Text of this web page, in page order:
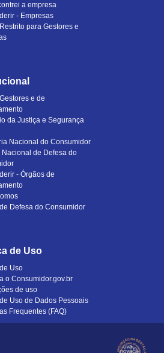
a empresa
- Empresas
para Gestores e
e de
da Justiça e Segurança
Nacional do Consumidor
Nacional de Defesa do
- Órgãos de
Defesa do Consumidor
de Uso
Uso
o Consumidor.gov.br
de uso
Uso de Dados Pessoais
Frequentes (FAQ)